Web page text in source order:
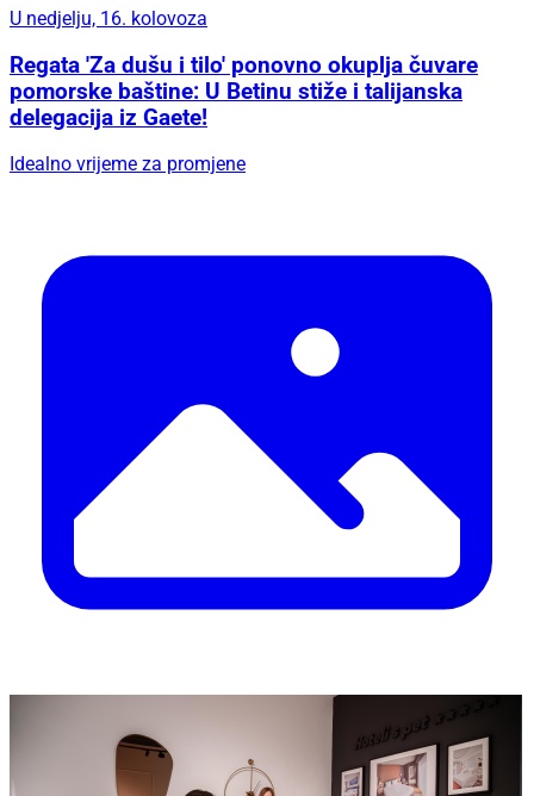
U nedjelju, 16. kolovoza
Regata 'Za dušu i tilo' ponovno okuplja čuvare
pomorske baštine: U Betinu stiže i talijanska
delegacija iz Gaete!
Idealno vrijeme za promjene